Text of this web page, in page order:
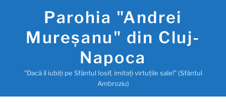
conținut
Parohia "Andrei
Mureşanu" din Cluj-
Napoca
"Dacă îl iubiţi pe Sfântul Iosif, imitaţi virtuţile sale!" (Sfântul
Ambroziu)